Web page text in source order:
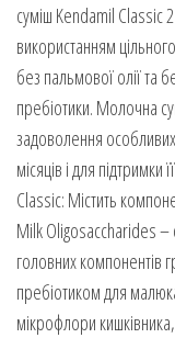
суміш Kendamil Classic
використанням
без пальмової олії та
пребіотики. Молочна
задоволення
місяців і для
Classic: Містить
Milk Oligosaccharides –
головних компонентів
пребіотиком для
мікрофлори